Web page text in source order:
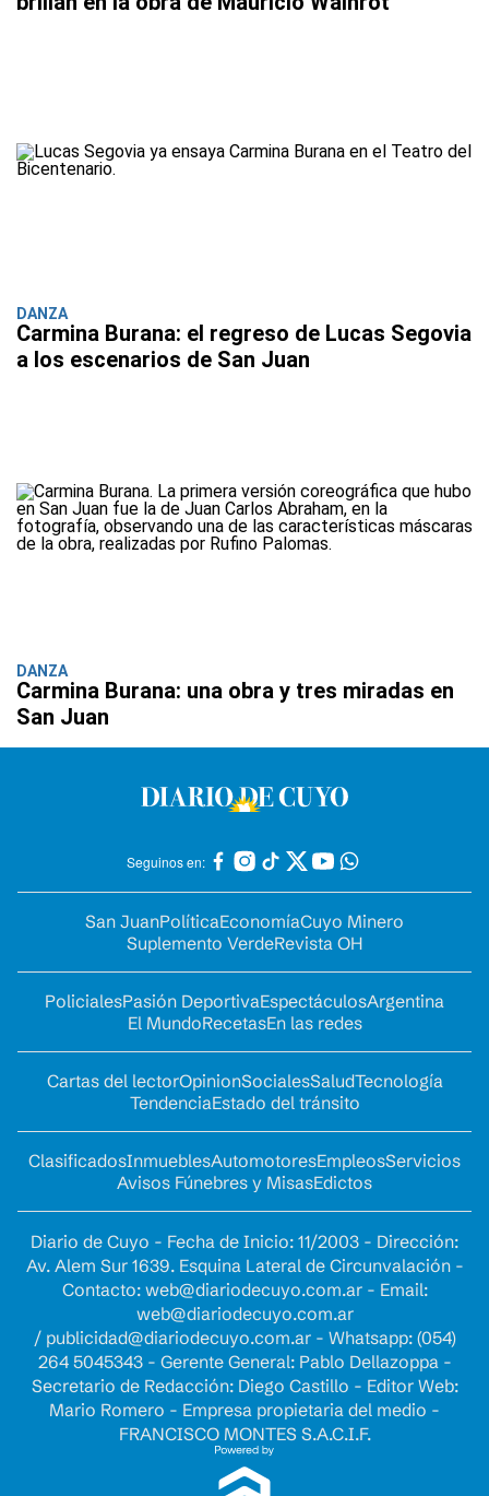
DANZA
Carmina Burana: el regreso de Lucas Segovia
a los escenarios de San Juan
DANZA
Carmina Burana: una obra y tres miradas en
San Juan
Seguinos en:
San JuanPolíticaEconomíaCuyo Minero
Suplemento VerdeRevista OH
PolicialesPasión DeportivaEspectáculosArgentina
El MundoRecetasEn las redes
Cartas del lectorOpinionSocialesSaludTecnología
TendenciaEstado del tránsito
ClasificadosInmueblesAutomotoresEmpleosServicios
Avisos Fúnebres y MisasEdictos
Diario de Cuyo - Fecha de Inicio: 11/2003 - Dirección:
Av. Alem Sur 1639. Esquina Lateral de Circunvalación -
Contacto: web@diariodecuyo.com.ar- Email:
web@diariodecuyo.com.ar
/ publicidad@diariodecuyo.com.ar- Whatsapp: (054)
264 5045343 - Gerente General: Pablo Dellazoppa -
Secretario de Redacción: Diego Castillo - Editor Web:
Mario Romero - Empresa propietaria del medio -
FRANCISCO MONTES S.A.C.I.F.